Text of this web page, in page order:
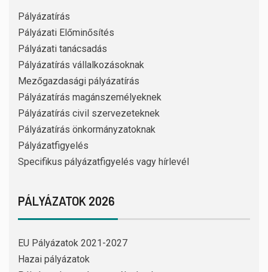
Pályázatírás
Pályázati Előminősítés
Pályázati tanácsadás
Pályázatírás vállalkozásoknak
Mezőgazdasági pályázatírás
Pályázatírás magánszemélyeknek
Pályázatírás civil szervezeteknek
Pályázatírás önkormányzatoknak
Pályázatfigyelés
Specifikus pályázatfigyelés vagy hírlevél
PÁLYÁZATOK 2026
EU Pályázatok 2021-2027
Hazai pályázatok